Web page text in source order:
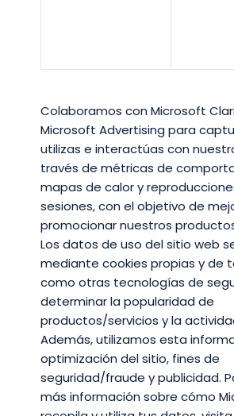
Colaboramos con Microsoft
Microsoft Advertising para
utilizas e interactúas con
través de métricas de
mapas de calor y
sesiones, con el objetivo de
promocionar nuestros
Los datos de uso del sitio web
mediante cookies propias y de
como otras tecnologías de
determinar la popularidad de
productos/servicios y la
Además, utilizamos esta
optimización del sitio, fines de
seguridad/fraude y publicidad.
más información sobre cómo